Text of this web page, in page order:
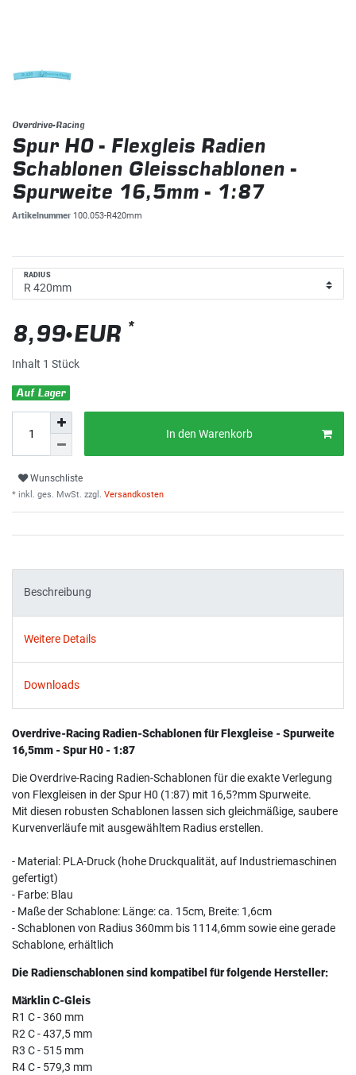
Overdrive-Racing
Spur H0 - Flexgleis Radien
Schablonen Gleisschablonen -
Spurweite 16,5mm - 1:87
Artikelnummer 100.053-R420mm
RADIUS
8,99 EUR *
Inhalt 1 Stück
Auf Lager
In den Warenkorb
Wunschliste
* inkl. ges. MwSt. zzgl. Versandkosten
Beschreibung
Weitere Details
Downloads
Overdrive-Racing Radien-Schablonen für Flexgleise - Spurweite
16,5mm - Spur H0 - 1:87
Die Overdrive-Racing Radien-Schablonen für die exakte Verlegung
von Flexgleisen in der Spur H0 (1:87) mit 16,5?mm Spurweite.
Mit diesen robusten Schablonen lassen sich gleichmäßige, saubere
Kurvenverläufe mit ausgewähltem Radius erstellen.
- Material: PLA-Druck (hohe Druckqualität, auf Industriemaschinen
gefertigt)
- Farbe: Blau
- Maße der Schablone: Länge: ca. 15cm, Breite: 1,6cm
- Schablonen von Radius 360mm bis 1114,6mm sowie eine gerade
Schablone, erhältlich
Die Radienschablonen sind kompatibel für folgende Hersteller:
Märklin C-Gleis
R1 C - 360 mm
R2 C - 437,5 mm
R3 C - 515 mm
R4 C - 579,3 mm